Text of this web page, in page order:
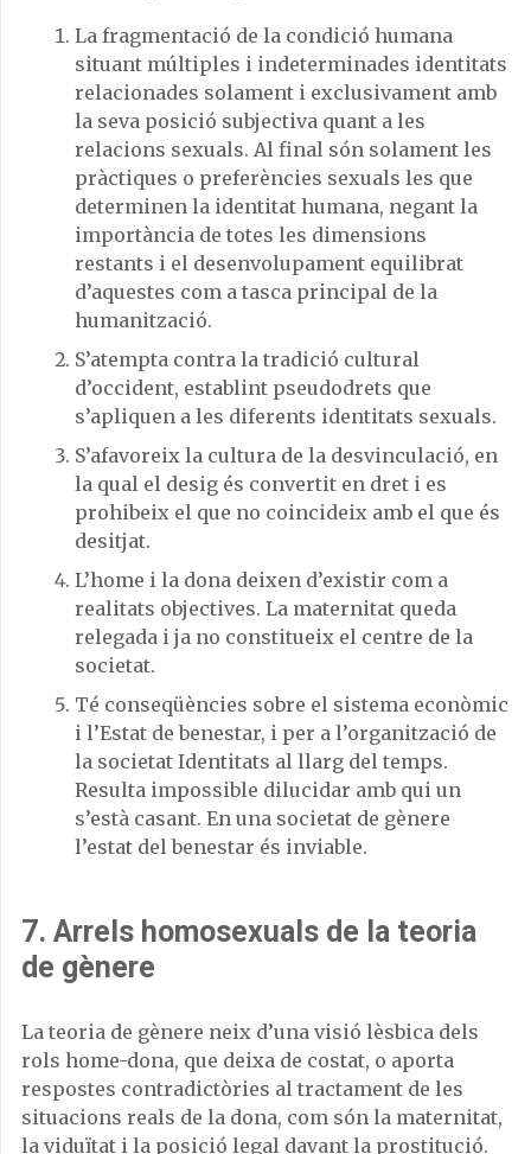
La fragmentació de la condició humana
situant múltiples i indeterminades identitats
relacionades solament i exclusivament amb
la seva posició subjectiva quant a les
relacions sexuals. Al final són solament les
pràctiques o preferències sexuals les que
determinen la identitat humana, negant la
importància de totes les dimensions
restants i el desenvolupament equilibrat
d’aquestes com a tasca principal de la
humanització.
S’atempta contra la tradició cultural
d’occident, establint pseudodrets que
s’apliquen a les diferents identitats sexuals.
S’afavoreix la cultura de la desvinculació, en
la qual el desig és convertit en dret i es
prohibeix el que no coincideix amb el que és
desitjat.
L’home i la dona deixen d’existir com a
realitats objectives. La maternitat queda
relegada i ja no constitueix el centre de la
societat.
Té conseqüències sobre el sistema econòmic
i l’Estat de benestar, i per a l’organització de
la societat Identitats al llarg del temps.
Resulta impossible dilucidar amb qui un
s’està casant. En una societat de gènere
l’estat del benestar és inviable.
7. Arrels homosexuals de la teoria
de gènere
La teoria de gènere neix d’una visió lèsbica dels
rols home-dona, que deixa de costat, o aporta
respostes contradictòries al tractament de les
situacions reals de la dona, com són la maternitat,
la viduïtat i la posició legal davant la prostitució.